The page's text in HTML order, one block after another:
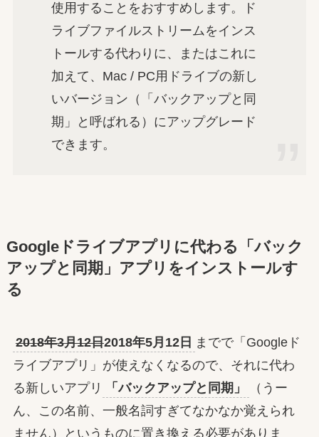
使用することをおすすめします。ド
ライブファイルストリームをインス
トールする代わりに、またはこれに
加えて、Mac / PC用ドライブの新し
いバージョン（「バックアップと同
期」と呼ばれる）にアップグレード
できます。
Googleドライブアプリに代わる「バック
アップと同期」アプリをインストールす
る
2018年3月12日2018年5月12日 までで「Googleド
ライブアプリ」が使えなくなるので、それに代わ
る新しいアプリ
「バックアップと同期」
（うー
ん、この名前、一般名詞すぎてなかなか覚えられ
ません）というものに置き換える必要がありま